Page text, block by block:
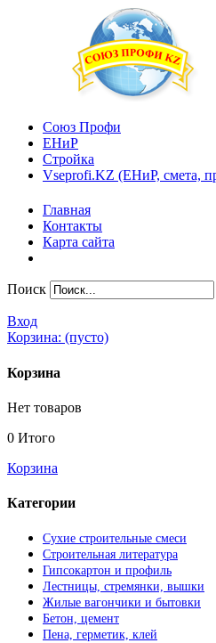
Союз Профи
ЕНиР
Стройка
Vseprofi.KZ (ЕНиР, смета,
Главная
Контакты
Карта сайта
Поиск
Вход
Корзина: (пусто)
Корзина
Нет товаров
0 Итого
Корзина
Категории
Сухие строительные смеси
Строительная литература
Гипсокартон и профиль
Лестницы, стремянки, вышки
Жилые вагончики и бытовки
Бетон, цемент
Пена, герметик, клей